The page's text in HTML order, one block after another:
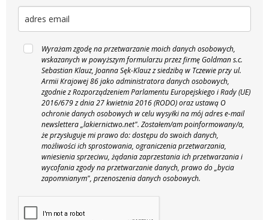
Wyrażam zgodę na przetwarzanie moich danych osobowych,
wskazanych w powyższym formularzu przez firmę Goldman s.c.
Sebastian Klauz, Joanna Sęk-Klauz z siedzibą w Tczewie przy ul.
Armii Krajowej 86 jako administratora danych osobowych,
zgodnie z Rozporządzeniem Parlamentu Europejskiego i Rady (UE)
2016/679 z dnia 27 kwietnia 2016 (RODO) oraz ustawą O
ochronie danych osobowych w celu wysyłki na mój adres e-mail
newslettera „lakiernictwo.net". Zostałem/am poinformowany/a,
że przysługuje mi prawo do: dostępu do swoich danych,
możliwości ich sprostowania, ograniczenia przetwarzania,
wniesienia sprzeciwu, żądania zaprzestania ich przetwarzania i
wycofania zgody na przetwarzanie danych, prawo do „bycia
zapomnianym", przenoszenia danych osobowych.